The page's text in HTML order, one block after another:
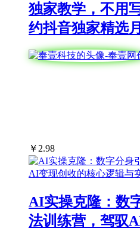
独家教学，不用
约抖音独家精选
￥ 2.98
AI实操克隆：数
法训练营，驾驭